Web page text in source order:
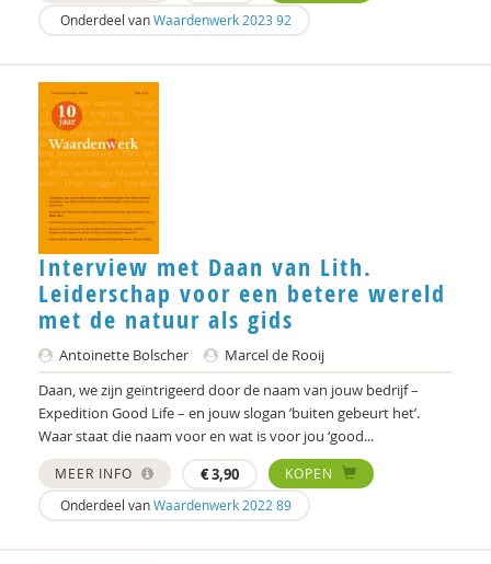
Harry Kunneman
Harry Kunneman
Wouter Kusters
Eric Leltz
Ton Lemaire
Henk Manschot
Frans Melissen
Linda van Mierlo-Beurskens
Jo Miles
Mieke Moor
Lars Moratis
Kaj Morel
Jean de Munck
Onderdeel vanWaardenwerk 2023 92
Interview met Daan van Lith.
Leiderschap voor een betere wereld
met de natuur als gids
Antoinette Bolscher
Marcel de Rooij
Daan, we zijn geïntrigeerd door de naam van jouw bedrijf –
Expedition Good Life – en jouw slogan ’buiten gebeurt het’.
Waar staat die naam voor en wat is voor jou ‘good...
MEER INFO €3,90
KOPEN
Onderdeel vanWaardenwerk 2022 89